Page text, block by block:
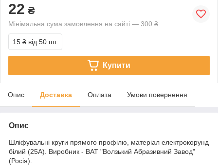
22 ₴
Мінімальна сума замовлення на сайті — 300 ₴
15 ₴ від 50 шт.
Купити
Опис Доставка Оплата Умови повернення
Опис
Шліфувальні круги прямого профілю, матеріал електрокорунд
білий (25А). Виробник - ВАТ "Волзький Абразивний Завод"
(Росія).